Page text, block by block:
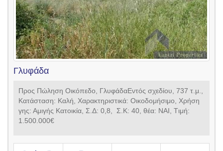
Γλυφάδα
Προς Πώληση Οικόπεδο, ΓλυφάδαΕντός σχεδίου, 737 τ.μ.,
Κατάσταση: Καλή, Xαρακτηριστικά: Οικοδομήσιμο, Xρήση
γης: Αμιγής Κατοικία, Σ.Δ: 0,8, Σ.Κ: 40, θέα: ΝΑΙ, Tιμή:
1.500.000€